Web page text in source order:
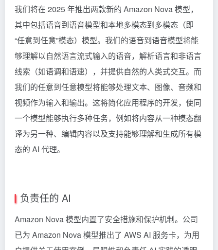
我们将在 2025 年推出两款新的 Amazon Nova 模型，
其中包括语音到语音模型和本地多模态到多模态（即
“任意到任意”模态）模型。我们的语音到语音模型将能
够理解以自然语言流式输入的语音，解析语言和非语言
线索（如语调和语速），并提供自然的人类式交互。而
我们的任意到任意模型将能够处理文本、图像、音频和
视频作为输入和输出。这将简化应用程序的开发，使同
一个模型能够执行多种任务，例如将内容从一种模态翻
译为另一种、编辑内容以及支持能够理解和生成所有模
态的 AI 代理。
负责任的 AI
Amazon Nova 模型内置了安全措施和保护机制。公司
已为 Amazon Nova 模型推出了 AWS AI 服务卡，为用